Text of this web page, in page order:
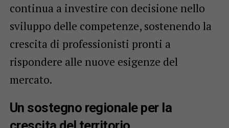
continua a investire con decisione nello
sviluppo delle competenze, sostenendo la
crescita di professionisti pronti a
rispondere alle nuove esigenze del
mercato.
Un sostegno regionale per la